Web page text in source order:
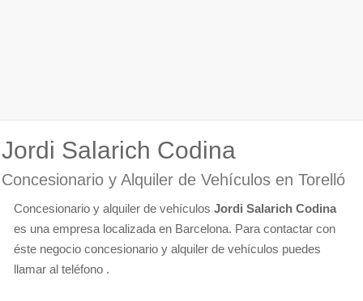
Jordi Salarich Codina
Concesionario y Alquiler de Vehículos en Torelló
Concesionario y alquiler de vehículos Jordi Salarich Codina
es una empresa localizada en Barcelona. Para contactar con
éste negocio concesionario y alquiler de vehículos puedes
llamar al teléfono .